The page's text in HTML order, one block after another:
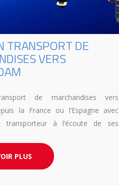
TRANSPORT DE
VERS
de marchandises vers
la France ou l’Espagne avec
transporteur à l’écoute de ses
PLUS